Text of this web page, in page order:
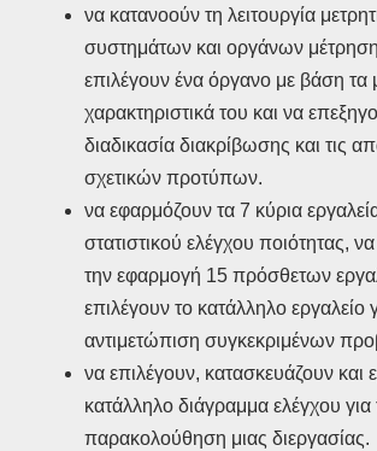
να κατανοούν τη λειτουργία
συστημάτων και οργάνων
επιλέγουν ένα όργανο με βάση τα
χαρακτηριστικά του και να
διαδικασία διακρίβωσης και τις
σχετικών προτύπων.
να εφαρμόζουν τα 7 κύρια
στατιστικού ελέγχου ποιότητας,
την εφαρμογή 15 πρόσθετων
επιλέγουν το κατάλληλο εργαλείο
αντιμετώπιση συγκεκριμένων
να επιλέγουν, κατασκευάζουν και
κατάλληλο διάγραμμα ελέγχου για
παρακολούθηση μιας διεργασίας.